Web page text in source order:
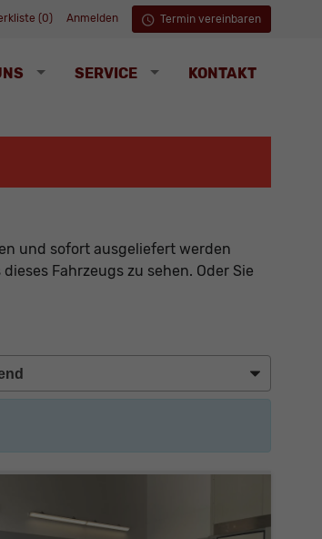
(0) Anmelden Termin vereinbaren
SERVICE KONTAKT
und sofort ausgeliefert werden
Fahrzeugs zu sehen. Oder Sie